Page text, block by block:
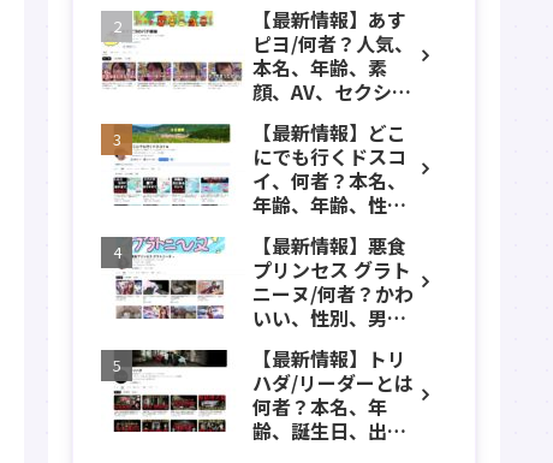
久保公園、本名、
年齢、誕生日、職
業、かわいい、彼
女などのプロフィ
ール、YouTubeチ
ャンネル紹介！
【最新情報】あす
ピヨ/何者？人気、
本名、年齢、素
顔、AV、セクシ
る、身長、出身、
学歴、経歴、仕事
のプロフィール、
YouTubeチャンネ
ル紹介！
【最新情報】どこ
にでも行くドスコ
イ、何者？本名、
年齢、年齢、性
どのプロフィー
ル、YouTubeチャ
ンネル紹介！
【最新情報】悪食
プリンセス グラト
ニーヌ/何者？かわ
いい、性別、男？
長、出身などのプ
ロフィール、
YouTubeチャンネ
ル紹介！
【最新情報】トリ
ハダ/リーダーとは
何者？本名、年
齢、誕生日、出